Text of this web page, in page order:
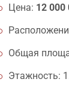
Цена: 12 000
Общая
Этажность: